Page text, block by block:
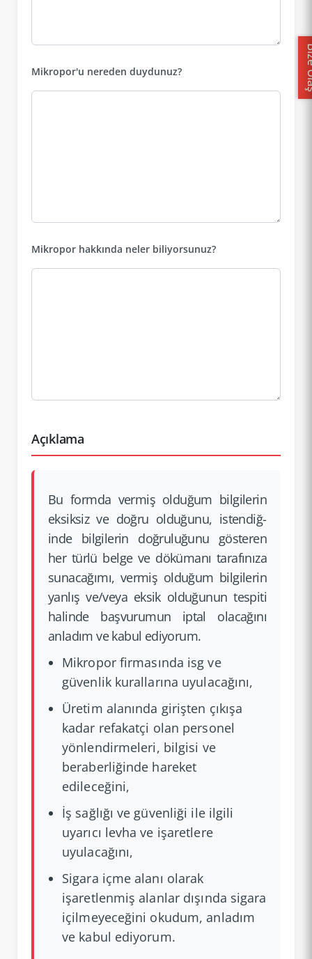
Mikropor'u nereden duydunuz?
Mikropor hakkında neler biliyorsunuz?
Açıklama
Bu formda vermiş olduğum bilgilerin
eksiksiz ve doğru olduğunu, istendiğ­
inde bilgilerin doğruluğ­unu gösteren
her türlü belge ve dökümanı tarafınıza
sunacağımı, vermiş olduğum bilgilerin
yanlış ve/veya eksik olduğunun tespiti
halinde başvurumun iptal olacağını
anladım ve kabul ediyorum.
Mikropor firmasında isg ve
güvenlik kurallarına uyulacağını,
Üretim alanında girişten çıkışa
kadar refakatçi olan personel
yönlendirmeleri, bilgisi ve
beraberliğinde hareket
edileceğini,
İş sağlığı ve güvenliği ile ilgili
uyarıcı levha ve işaretlere
uyulacağını,
Sigara içme alanı olarak
işaretlenmiş alanlar dışında sigara
içilmeyeceğini okudum, anladım
ve kabul ediyorum.